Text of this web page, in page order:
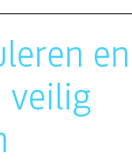
en
veilig